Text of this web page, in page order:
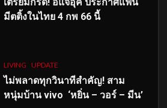
มีตติ้งในไทย 4 กพ 66 นี้
LIVING UPDATE
ไม่พลาดทุกวินาทีสำคัญ! สาม
หนุ่มบ้าน vivo ‘หยิ่น – วอร์ – มีน’